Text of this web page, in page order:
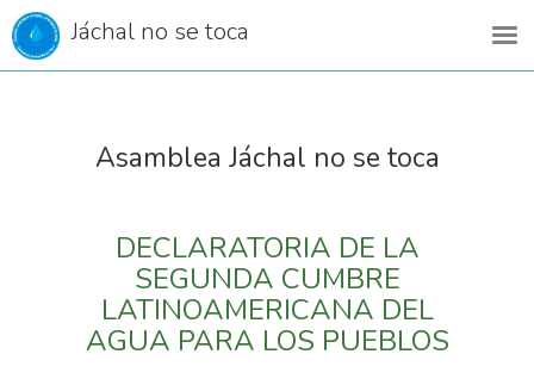
Jáchal no se toca
Asamblea Jáchal no se toca
DECLARATORIA DE LA
SEGUNDA CUMBRE
LATINOAMERICANA DEL
AGUA PARA LOS PUEBLOS